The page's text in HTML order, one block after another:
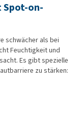
on-
schwächer als bei
Feuchtigkeit und
Es gibt spezielle
zu stärken: